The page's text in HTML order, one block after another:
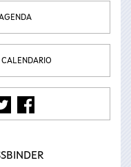
CALENDARIO
TWITTERFACEBOOK